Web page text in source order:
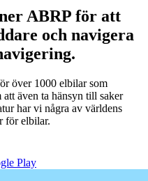
ABRP för att
och navigera
över 1000 elbilar som
även ta hänsyn till saker
har vi några av världens
för elbilar.